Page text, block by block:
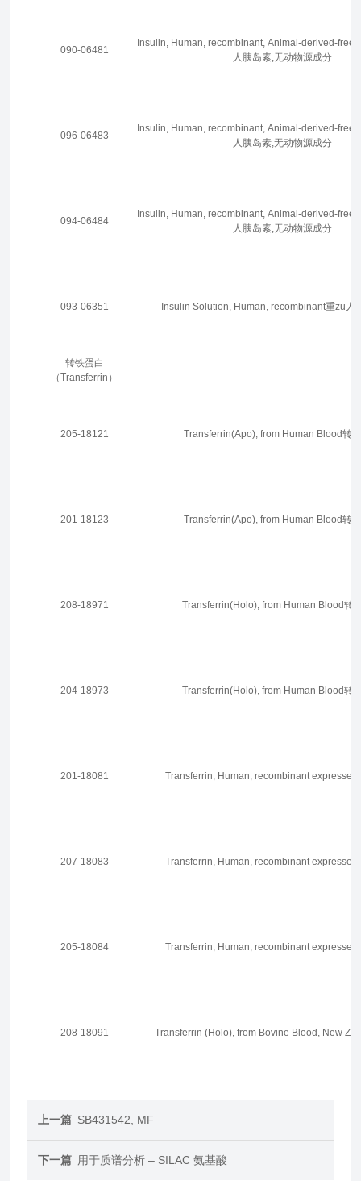
090-06481
Insulin, Human, recombinant, Animal-derived-free
人胰岛素,无动物源成分
096-06483
Insulin, Human, recombinant, Animal-derived-free
人胰岛素,无动物源成分
094-06484
Insulin, Human, recombinant, Animal-derived-free
人胰岛素,无动物源成分
093-06351 Insulin Solution, Human, recombinant重zu 人
转铁蛋白
（Transferrin）
205-18121 Transferrin(Apo), from Human Blood转
201-18123 Transferrin(Apo), from Human Blood转
208-18971 Transferrin(Holo), from Human Blood转
204-18973 Transferrin(Holo), from Human Blood转
201-18081 Transferrin, Human, recombinant
207-18083 Transferrin, Human, recombinant
205-18084 Transferrin, Human, recombinant
208-18091 Transferrin (Holo), from Bovine Blood, New
上一篇 SB431542, MF
下一篇 用于质谱分析 – SILAC 氨基酸